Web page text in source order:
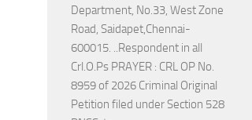
Department, No.33, West Zone
Road, Saidapet,Chennai-
600015. ..Respondent in all
Crl.O.Ps PRAYER : CRL OP No.
8959 of 2026 Criminal Original
Petition filed under Section 528